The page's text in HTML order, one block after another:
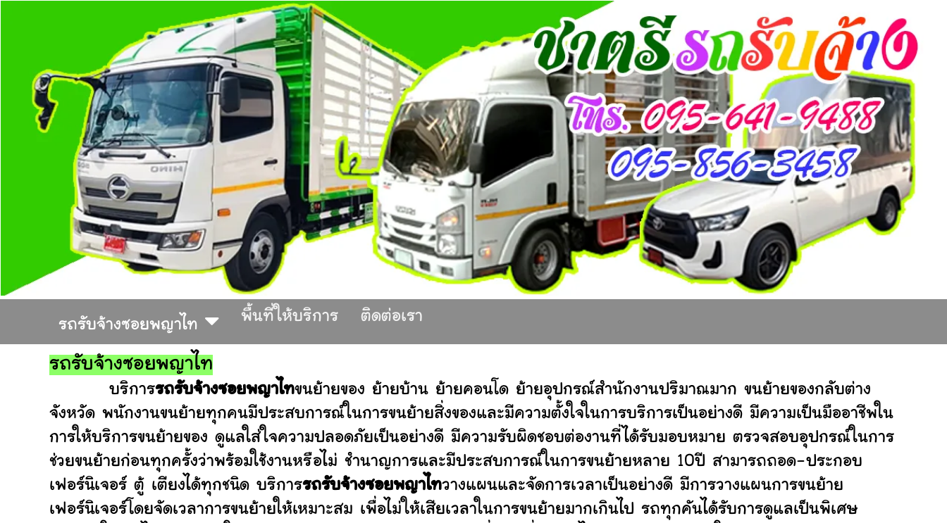
รถรับจ้างซอยพญาไท
พื้นที่ให้บริการ ติดต่อเรา
รถรับจ้างซอยพญาไท
บริการรถรับจ้างซอยพญาไทขนย้ายของ ย้ายบ้าน ย้ายคอนโด ย้ายอุปกรณ์สำนักงานปริมาณมาก ขนย้ายของกลับต่าง
จังหวัด พนักงานขนย้ายทุกคนมีประสบการณ์ในการขนย้ายสิ่งของและมีความตั้งใจในการบริการเป็นอย่างดี มีความเป็นมืออาชีพใน
การให้บริการขนย้ายของ ดูแลใส่ใจความปลอดภัยเป็นอย่างดี มีความรับผิดชอบต่องานที่ได้รับมอบหมาย ตรวจสอบอุปกรณ์ในการ
ช่วยขนย้ายก่อนทุกครั้งว่าพร้อมใช้งานหรือไม่ ชำนาญการและมีประสบการณ์ในการขนย้ายหลาย 10ปี สามารถถอด-ประกอบ
เฟอร์นิเจอร์ ตู้ เตียงได้ทุกชนิด บริการรถรับจ้างซอยพญาไทวางแผนและจัดการเวลาเป็นอย่างดี มีการวางแผนการขนย้าย
เฟอร์นิเจอร์โดยจัดเวลาการขนย้ายให้เหมาะสม เพื่อไม่ให้เสียเวลาในการขนย้ายมากเกินไป รถทุกคันได้รับการดูแลเป็นพิเศษ